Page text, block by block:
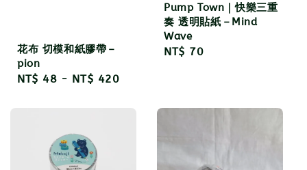
花布 切模和紙膠帶－
pion
Regular
NT$ 48 - NT$ 420
Pump Town｜快樂三重
奏 透明貼紙－Mind
Wave
Regular
NT$ 70